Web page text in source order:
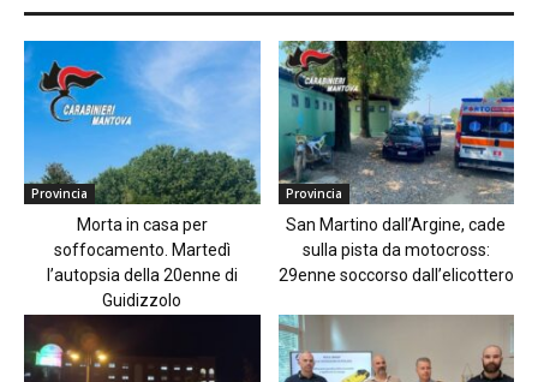
Provincia
Morta in casa per
soffocamento. Martedì
l’autopsia della 20enne di
Guidizzolo
Provincia
San Martino dall’Argine, cade
sulla pista da motocross:
29enne soccorso dall’elicottero